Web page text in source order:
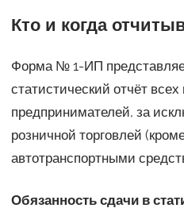
Кто и когда
Форма № 1-ИП
статистический отчёт
предпринимателей, за
розничной торговлей
автотранспортными
Обязанность сдачи в